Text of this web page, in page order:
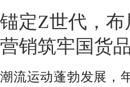
锚定Z世代，
营销筑牢国货
潮流运动蓬勃发展，